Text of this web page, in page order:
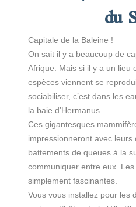
du
Capitale de la Baleine !
On sait il y a beaucoup de
Afrique. Mais si il y a un lieu
espèces viennent se
sociabiliser, c’est dans les
la baie d’Hermanus.
Ces gigantesques
impressionneront avec
battements de queues à la
communiquer entre eux.
simplement fascinantes.
Vous vous installez pour les